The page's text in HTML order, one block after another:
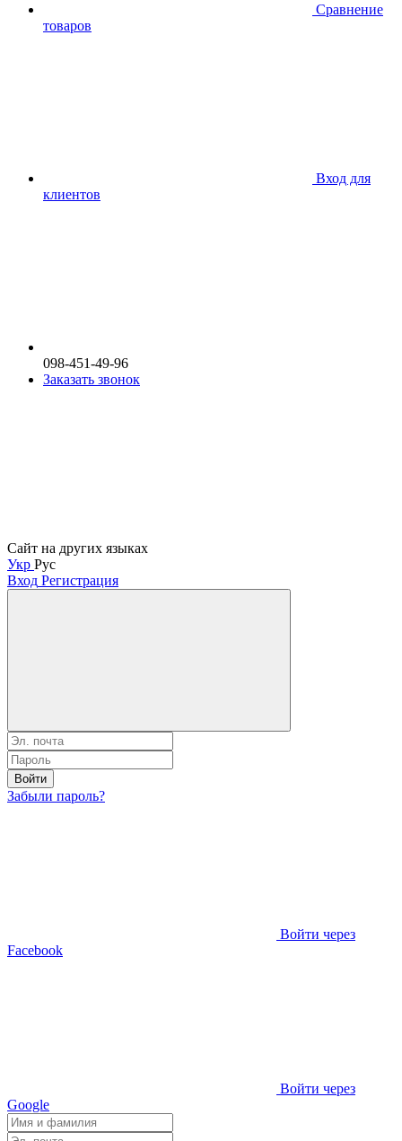
Сравнение
товаров
Вход для
клиентов
098-451-49-96
Заказать звонок
Сайт на других языках
Укр Рус
Вход Регистрация
Войти
Забыли пароль?
Войти через
Facebook
Войти через
Google